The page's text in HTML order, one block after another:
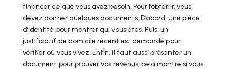
financer ce que vous avez besoin. Pour l’obtenir, vous
devez donner quelques documents. D’abord, une pièce
d’identité pour montrer qui vous êtes. Puis, un
justificatif de domicile récent est demandé pour
vérifier où vous vivez. Enfin, il faut aussi présenter un
document pour prouver vos revenus, cela montre si vous